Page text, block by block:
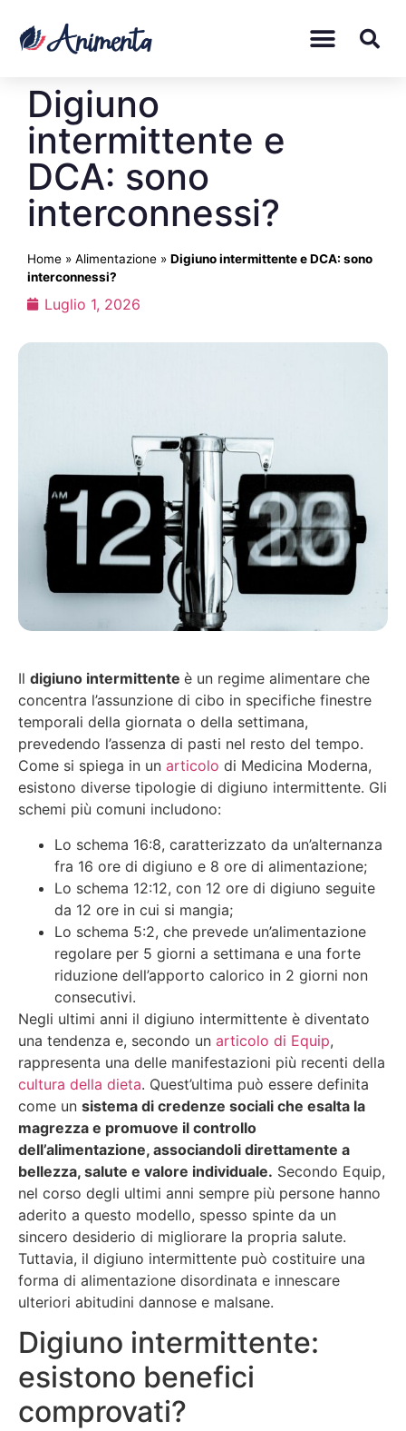
Digiuno
intermittente e
DCA: sono
interconnessi?
Home » Alimentazione » Digiuno intermittente e DCA: sono
interconnessi?
Luglio 1, 2026
Il digiuno intermittente è un regime alimentare che
concentra l’assunzione di cibo in specifiche finestre
temporali della giornata o della settimana,
prevedendo l’assenza di pasti nel resto del tempo.
Come si spiega in un articolo di Medicina Moderna,
esistono diverse tipologie di digiuno intermittente. Gli
schemi più comuni includono:
Lo schema 16:8, caratterizzato da un’alternanza
fra 16 ore di digiuno e 8 ore di alimentazione;
Lo schema 12:12, con 12 ore di digiuno seguite
da 12 ore in cui si mangia;
Lo schema 5:2, che prevede un’alimentazione
regolare per 5 giorni a settimana e una forte
riduzione dell’apporto calorico in 2 giorni non
consecutivi.
Negli ultimi anni il digiuno intermittente è diventato
una tendenza e, secondo un articolo di Equip,
rappresenta una delle manifestazioni più recenti della
cultura della dieta. Quest’ultima può essere definita
come un sistema di credenze sociali che esalta la
magrezza e promuove il controllo
dell’alimentazione, associandoli direttamente a
bellezza, salute e valore individuale. Secondo Equip,
nel corso degli ultimi anni sempre più persone hanno
aderito a questo modello, spesso spinte da un
sincero desiderio di migliorare la propria salute.
Tuttavia, il digiuno intermittente può costituire una
forma di alimentazione disordinata e innescare
ulteriori abitudini dannose e malsane.
Digiuno intermittente:
esistono benefici
comprovati?